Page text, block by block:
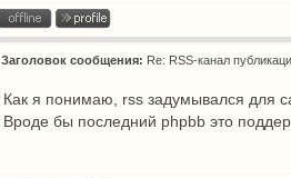
Заголовок сообщения: Re: RSS-канал
Как я понимаю, rss задумывался для
Вроде бы последний phpbb это